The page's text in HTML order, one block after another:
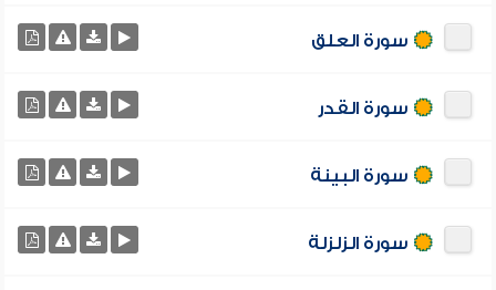
سورة العلق
سورة القدر
سورة البينة
سورة الزلزلة